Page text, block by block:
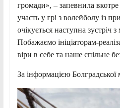
громади», – запевнила
участь у грі з волейболу із
очікується наступна зустріч
Побажаємо ініціаторам-
віри в себе та наше спільне
За інформацією Болградської